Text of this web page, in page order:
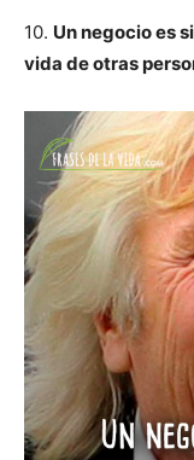
10. Un negocio es
vida de otras